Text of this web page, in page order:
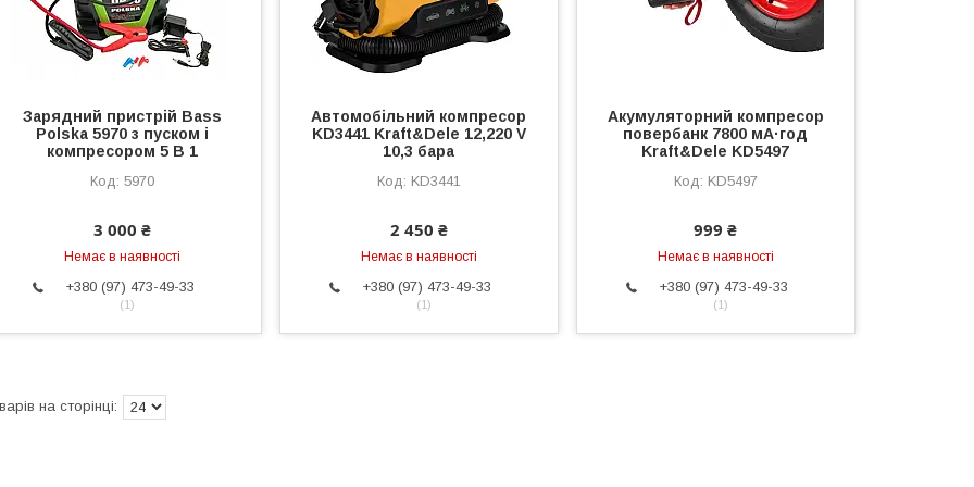
Зарядний пристрій Bass
Polska 5970 з пуском і
компресором 5 В 1
5970
3 000 ₴
Немає в наявності
+380 (97) 473-49-33
1
Автомобільний компресор
KD3441 Kraft&Dele 12,220 V
10,3 бара
KD3441
2 450 ₴
Немає в наявності
+380 (97) 473-49-33
1
Акумуляторний компресор
повербанк 7800 мА·год
Kraft&Dele KD5497
KD5497
999 ₴
Немає в наявності
+380 (97) 473-49-33
1